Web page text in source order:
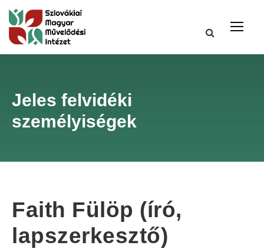
Jeles felvidéki
személyiségek
Faith Fülöp (író,
lapszerkesztő)